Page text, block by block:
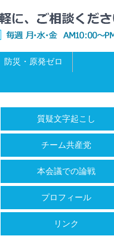
防災・原発ゼロ
質疑文字起こし
チーム共産党
本会議での論戦
プロフィール
リンク